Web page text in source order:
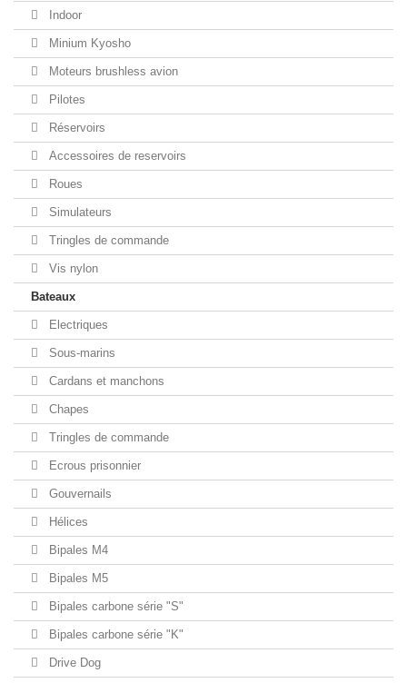
Indoor
Minium Kyosho
Moteurs brushless avion
Pilotes
Réservoirs
Accessoires de reservoirs
Roues
Simulateurs
Tringles de commande
Vis nylon
Bateaux
Electriques
Sous-marins
Cardans et manchons
Chapes
Tringles de commande
Ecrous prisonnier
Gouvernails
Hélices
Bipales M4
Bipales M5
Bipales carbone série "S"
Bipales carbone série "K"
Drive Dog